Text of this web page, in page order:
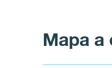
Mapa a